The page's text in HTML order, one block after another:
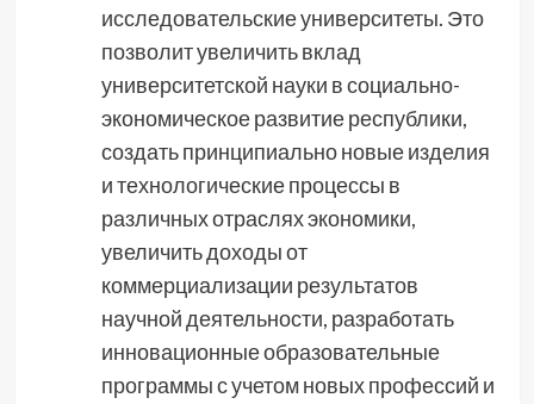
исследовательские университеты. Это
позволит увеличить вклад
университетской науки в социально-
экономическое развитие республики,
создать принципиально новые изделия
и технологические процессы в
различных отраслях экономики,
увеличить доходы от
коммерциализации результатов
научной деятельности, разработать
инновационные образовательные
программы с учетом новых профессий и